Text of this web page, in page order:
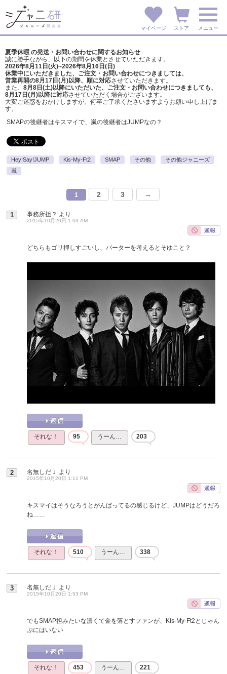
マイページ ストア メニュー
夏季休暇 の発送・お問い合わせに関するお知らせ
誠に勝手ながら、以下の期間を休業とさせていただきます。
2026年8月11日(火)~2026年8月16日(日)
休業中にいただきました、ご注文・お問い合わせにつきましては、
営業再開の8月17日(月)以降、順に対応させていただきます。
また、 8月8日(土)以降にいただいた、ご注文・ お問い合わせにつきましても、
8月17日(月)以降に対応させていただく場合がございます。
大変ご迷惑をおかけしますが、 何卒ご了承くださいますようお願い申し上げま
す。
SMAPの後継者はキスマイで、嵐の後継者はJUMPなの？
Hey!Say!JUMP Kis-My-Ft2 SMAP その他
その他ジャニーズ
嵐
1 2 3 →
1 事務所担？ より
2015年10月20日 1:03 AM
どちらもゴリ押しすごいし、バーターを考えるとそゆこと？
それな！ 95 うーん… 203
2 名無しだＪ より
2015年10月20日 1:11 PM
キスマイはそうなろうとがんばってるの感じるけど、JUMPはどうだろ
ね……
それな！ 510 うーん… 338
3 名無しだＪ より
2015年10月20日 1:53 PM
でもSMAP担みたいな濃くて金を落とすファンが、Kis-My-Ft2とじゃん
ぷにはいない
それな！ 453 うーん… 221